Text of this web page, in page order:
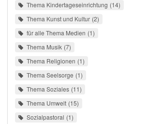
Thema Kindertageseinrichtung 14
Thema Kunst und Kultur 2
für alle Thema Medien 1
Thema Musik 7
Thema Religionen 1
Thema Seelsorge 1
Thema Soziales 11
Thema Umwelt 15
Sozialpastoral 1